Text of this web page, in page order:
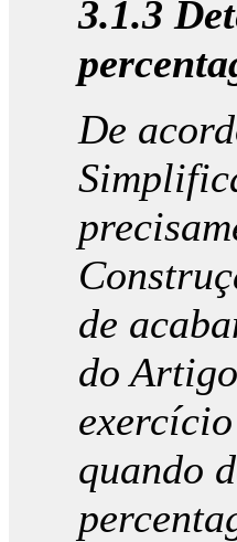
3.1.3
De
de
do
quando